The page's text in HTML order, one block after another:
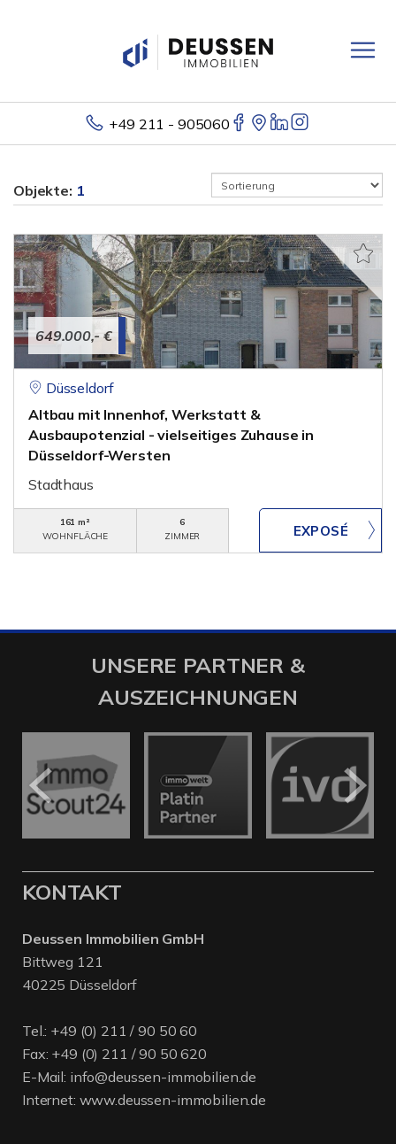
+49 211 - 905060
Objekte: 1
649.000,- €
Düsseldorf
Altbau mit Innenhof, Werkstatt &
Ausbaupotenzial - vielseitiges Zuhause in
Düsseldorf-Wersten
Stadthaus
161 m²
WOHNFLÄCHE
6
ZIMMER
UNSERE PARTNER &
AUSZEICHNUNGEN
KONTAKT
Deussen Immobilien GmbH
Bittweg 121
40225 Düsseldorf
Tel.: +49 (0) 211 / 90 50 60
Fax: +49 (0) 211 / 90 50 620
E-Mail: info@deussen-immobilien.de
Internet: www.deussen-immobilien.de